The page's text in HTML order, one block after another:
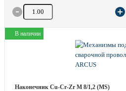
Количество товара
В наличии
Наконечник Cu-Cr-Zr M 8/1,2 (MS)